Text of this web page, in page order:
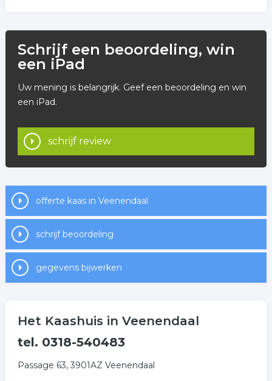
Schrijf een beoordeling, win
een iPad
Uw mening is belangrijk. Geef een beoordeling en win
een iPad.
schrijf review
offerte kaas in Veenendaal
schrijf beoordeling
gegevens bijwerken
Het Kaashuis in Veenendaal
tel. 0318-540483
Passage 63, 3901AZ Veenendaal